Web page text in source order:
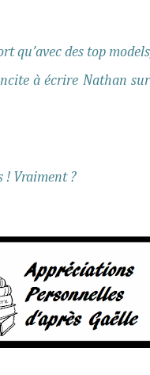
qu’avec des top
à écrire Nathan
! Vraiment ?